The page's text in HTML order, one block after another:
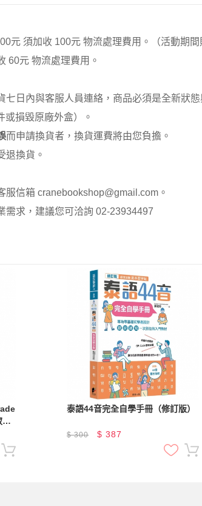
元 須加收 100元 物流處理費用。（活動期間
60元 物流處理費用。
七日內與客服人員連絡，商品必須是全新狀
或損毀原廠外盒）。
而申請換貨者，換貨運費將由您負擔。
退換貨。
服信箱 cranebookshop@gmail.com。
需求，建議您可洽詢 02-23934497
天
泰語44音完全自學手冊（修訂版）
$300 $387